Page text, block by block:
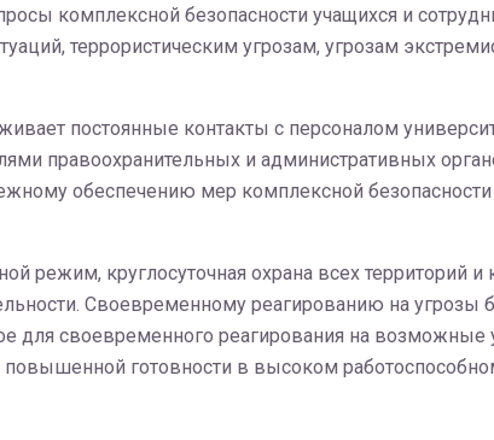
комплексной безопасности учащихся и
террористическим угрозам, угрозам
постоянные контакты с персоналом
правоохранительных и административных
обеспечению мер комплексной
режим, круглосуточная охрана всех территорий и
Своевременному реагированию на угрозы
для своевременного реагирования на возможные
готовности в высоком работоспособном